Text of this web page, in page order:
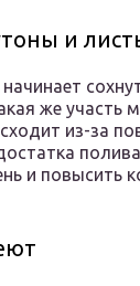
и
же участь
из-за
и повысить